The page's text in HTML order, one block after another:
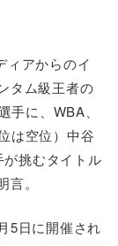
ィアからのイ
タム級王者の
手に、WBA、
は空位）中谷
挑むタイトル
。
5日に開催され